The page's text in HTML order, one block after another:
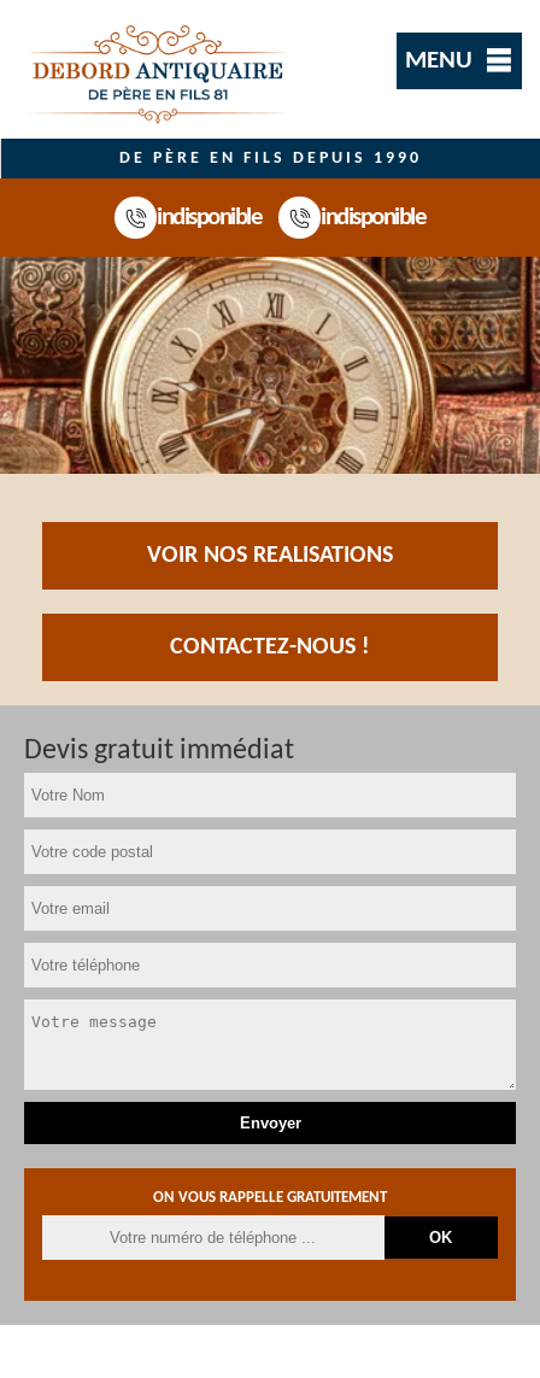
MENU
DE PÈRE EN FILS DEPUIS 1990
indisponible indisponible
VOIR NOS REALISATIONS
CONTACTEZ-NOUS !
Devis gratuit immédiat
ON VOUS RAPPELLE GRATUITEMENT